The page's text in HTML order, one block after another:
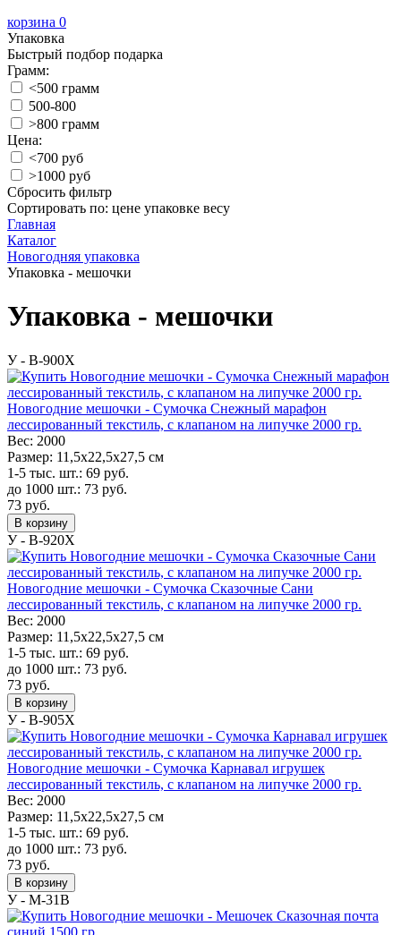
корзина 0
Упаковка
Быстрый подбор подарка
Грамм:
<500 грамм
500-800
>800 грамм
Цена:
<700 руб
>1000 руб
Сбросить фильтр
Сортировать по: цене упаковке весу
Главная
Каталог
Новогодняя упаковка
Упаковка - мешочки
Упаковка - мешочки
У - B-900X
Новогодние мешочки - Сумочка Снежный марафон
лессированный текстиль, с клапаном на липучке 2000 гр.
Вес: 2000
Размер: 11,5х22,5х27,5 см
1-5 тыс. шт.: 69 руб.
до 1000 шт.: 73 руб.
73 руб.
В корзину
У - B-920X
Новогодние мешочки - Сумочка Сказочные Сани
лессированный текстиль, с клапаном на липучке 2000 гр.
Вес: 2000
Размер: 11,5х22,5х27,5 см
1-5 тыс. шт.: 69 руб.
до 1000 шт.: 73 руб.
73 руб.
В корзину
У - B-905X
Новогодние мешочки - Сумочка Карнавал игрушек
лессированный текстиль, с клапаном на липучке 2000 гр.
Вес: 2000
Размер: 11,5х22,5х27,5 см
1-5 тыс. шт.: 69 руб.
до 1000 шт.: 73 руб.
73 руб.
В корзину
У - M-31B